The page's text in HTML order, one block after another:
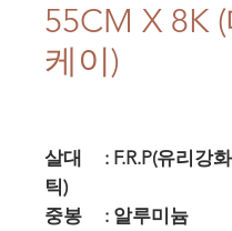
55CM X 8K
케이)
살대 : F.R.P(유리강
틱)
중봉 : 알루미늄